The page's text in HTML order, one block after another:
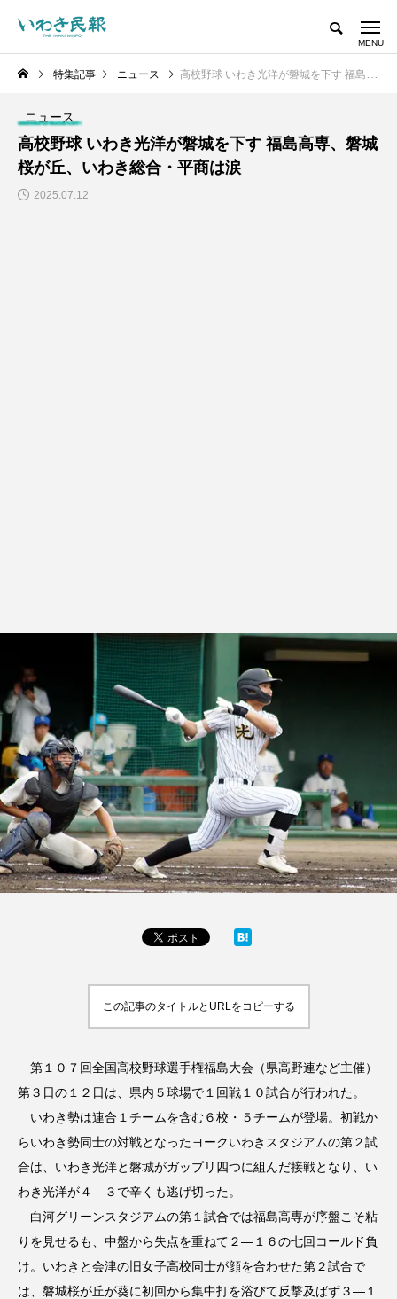
特集記事 ニュース 高校野球 いわき光洋が磐城を下す 福島高専、磐城桜が丘、いわき総合・平商は涙
ニュース
高校野球 いわき光洋が磐城を下す 福島高専、磐城
桜が丘、いわき総合・平商は涙
2025.07.12
この記事のタイトルとURLをコピーする
第１０７回全国高校野球選手権福島大会（県高野連など主催）
第３日の１２日は、県内５球場で１回戦１０試合が行われた。
いわき勢は連合１チームを含む６校・５チームが登場。初戦か
らいわき勢同士の対戦となったヨークいわきスタジアムの第２試
合は、いわき光洋と磐城がガップリ四つに組んだ接戦となり、い
わき光洋が４―３で辛くも逃げ切った。
白河グリーンスタジアムの第１試合では福島高専が序盤こそ粘
りを見せるも、中盤から失点を重ねて２―１６の七回コールド負
け。いわきと会津の旧女子高校同士が顔を合わせた第２試合で
は、磐城桜が丘が葵に初回から集中打を浴びて反撃及ばず３―１